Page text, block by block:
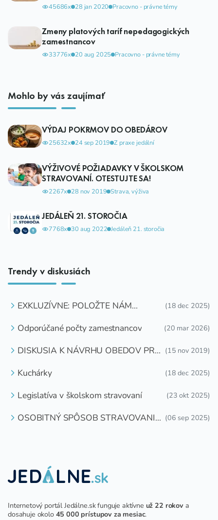
45686x 28 jan 2020 Pracovno - právne témy
Zmeny platových taríf nepedagogických
zamestnancov
33776x 20 aug 2025 Pracovno - právne témy
Mohlo by vás zaujímať
VÝDAJ POKRMOV DO OBEDÁROV
25632x 24 sep 2019 Z praxe jedální
VÝŽIVOVÉ POŽIADAVKY V ŠKOLSKOM
STRAVOVANÍ. OTESTUJTE SA!
2267x 28 nov 2019 Strava, výživa
JEDÁLEŇ 21. STOROČIA
7768x 30 aug 2022 Jedáleň 21. storočia
Trendy v diskusiách
EXKLUZÍVNE: POLOŽTE NÁM
(18 dec 2025)
Odporúčané počty zamestnancov (20 mar 2026)
DISKUSIA K NÁVRHU OBEDOV PRE
(15 nov 2019)
Kuchárky (18 dec 2025)
Legislatíva v školskom stravovaní (23 okt 2025)
OSOBITNÝ SPÔSOB STRAVOVANIA (06 sep 2025)
Internetový portál Jedálne.sk funguje aktívne už 22 rokova
dosahuje okolo 45 000 prístupov za mesiac.